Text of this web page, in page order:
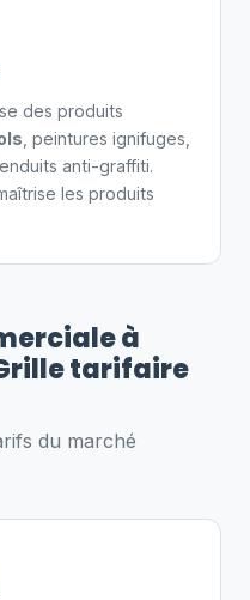
des produits
, peintures ignifuges,
anti-graffiti.
les produits
à
tarifaire
du marché